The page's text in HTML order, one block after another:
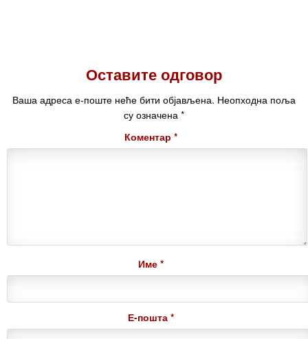
Оставите одговор
Ваша адреса е-поште неће бити објављена. Неопходна поља
су означена *
Коментар *
Име *
Е-пошта *